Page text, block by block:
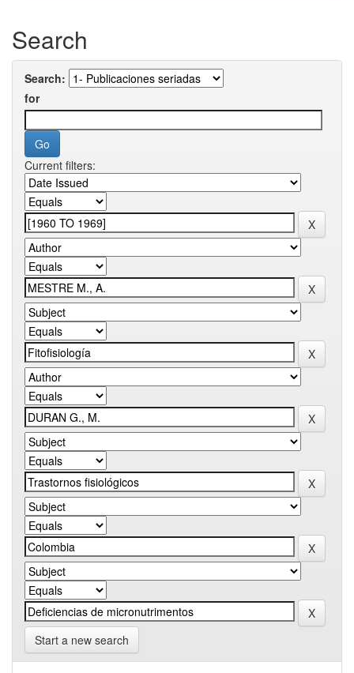
Search
Search:
for
Current filters:
Start a new search